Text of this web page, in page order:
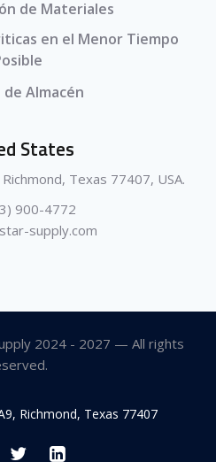
de Materiales
en el Menor Tiempo
de Almacén
States
Texas 77407, USA.
900-4772
supply.com
2024 - 2027 — All rights
Richmond, Texas 77407